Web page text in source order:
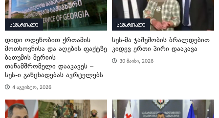
სამართალი
დიდი ოდენობით ქრთამის
მოთხოვნისა და აღების ფაქტზე
ბათუმის მერიის
თანამშრომელი დააკავეს –
სუს-ი განცხადებას ავრცელებს
4 აგვისტო, 2026
სამართალი
სუს-მა ჯაშუშობის ბრალდებით
კიდევ ერთი პირი დააკავა
30 მაისი, 2026